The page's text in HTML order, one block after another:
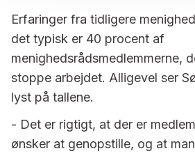
Erfaringer fra tidligere
det typisk er 40 procent af
menighedsrådsmedlemmerne,
stoppe arbejdet. Alligevel ser
lyst på tallene.
- Det er rigtigt, at der er
ønsker at genopstille, og at